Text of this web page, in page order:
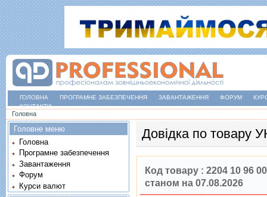
ГОЛОВНА ПРОГРАМНЕ ЗАБЕЗПЕЧЕННЯ ЗАВАНТАЖЕННЯ ФОРУМ
КОНТАКТИ
Ви є тут
Головна
Довідка по товару
Код товару : 2204 10 96 00
станом на 07.08.2026
Головне меню
Головна
Програмне забезпечення
Завантаження
Форум
Курси валют